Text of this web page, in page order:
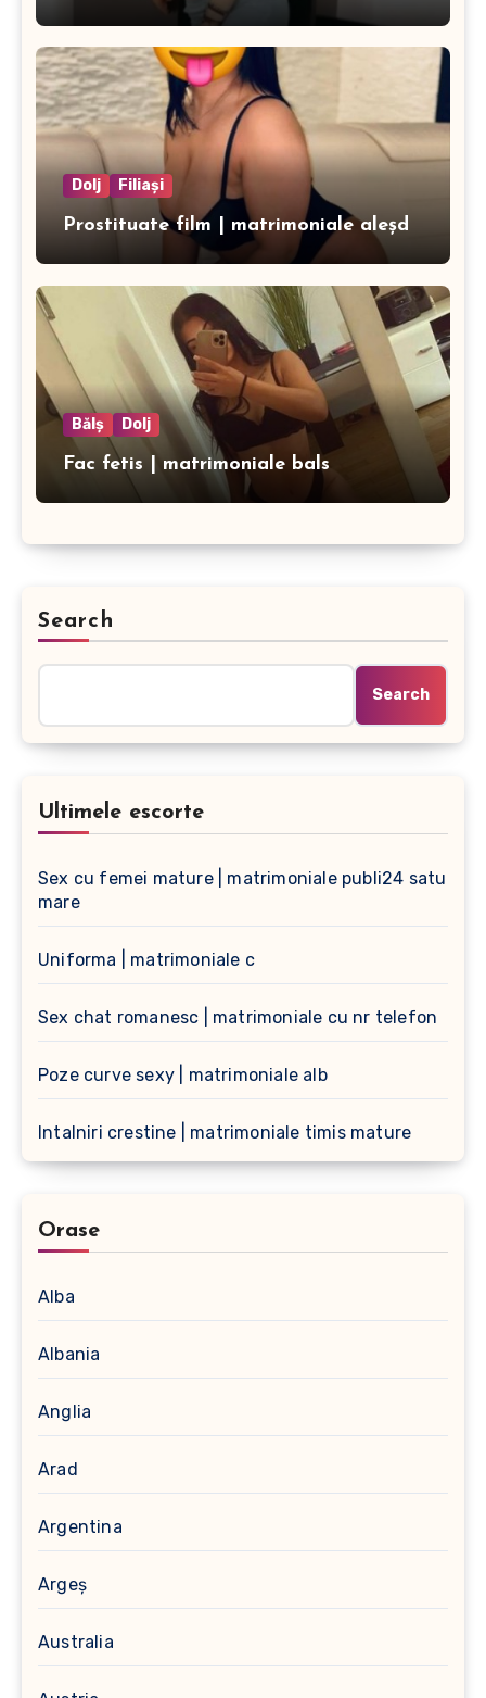
Dolj Filiași
Prostituate film | matrimoniale aleșd
Bălș Dolj
Fac fetis | matrimoniale bals
Search
Search
Ultimele escorte
Sex cu femei mature | matrimoniale publi24 satu
mare
Uniforma | matrimoniale c
Sex chat romanesc | matrimoniale cu nr telefon
Poze curve sexy | matrimoniale alb
Intalniri crestine | matrimoniale timis mature
Orase
Alba
Albania
Anglia
Arad
Argentina
Argeș
Australia